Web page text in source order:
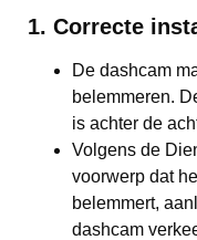
1. Correcte
De dashcam
belemmeren.
is achter de
Volgens de
voorwerp dat
belemmert,
dashcam